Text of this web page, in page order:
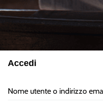
Accedi
Nome utente o indirizzo